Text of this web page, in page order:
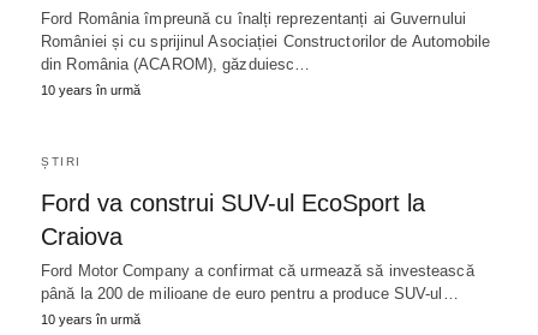
Ford România împreună cu înalți reprezentanți ai Guvernului
României și cu sprijinul Asociației Constructorilor de Automobile
din România (ACAROM), găzduiesc…
10 years în urmă
ȘTIRI
Ford va construi SUV-ul EcoSport la
Craiova
Ford Motor Company a confirmat că urmează să investească
până la 200 de milioane de euro pentru a produce SUV-ul…
10 years în urmă